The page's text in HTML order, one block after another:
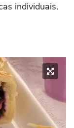
individuais.